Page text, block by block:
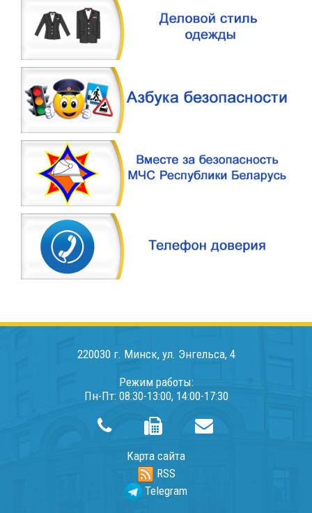
220030 г. Минск, ул. Энгельса, 4
Режим работы:
Пн-Пт: 08:30-13:00, 14:00-17:30
Карта сайта
RSS
Telegram